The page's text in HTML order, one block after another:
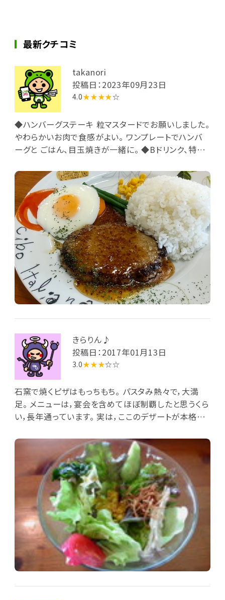
最新クチコミ
takanori
投稿日：2023年09月23日
4.0★★★★☆
◆ハンバーグステーキ 粒マスタードでお願いしました。
やわらかいお肉で食感がよい。 ワンプレートでハンバ
ーグと ごはん、目玉焼きが一緒に。 ◆Bドリンク、特製
きらりん♪
投稿日：2017年01月13日
3.0★★★☆☆
石窯で焼くピザはもっちもち。 パスタみ熱々で，大満
足。 メニューは，宴会を含めてほぼ制覇したと思うくら
い，長年通っています。 実は，ここのデザートが本格的